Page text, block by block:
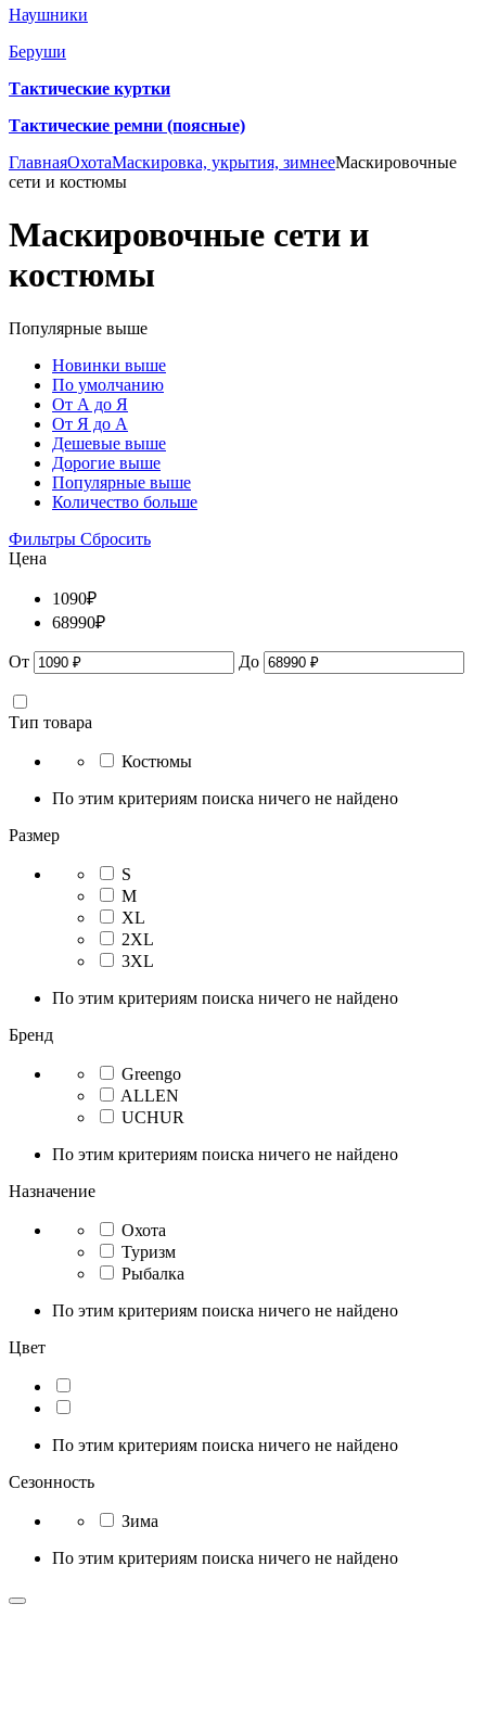
Наушники
Беруши
Тактические куртки
Тактические ремни (поясные)
ГлавнаяОхотаМаскировка, укрытия, зимнееМаскировочные
сети и костюмы
Маскировочные сети и
костюмы
Популярные выше
Новинки выше
По умолчанию
От А до Я
От Я до А
Дешевые выше
Дорогие выше
Популярные выше
Количество больше
Фильтры Сбросить
Цена
1090₽
68990₽
От До
Тип товара
Костюмы
По этим критериям поиска ничего не найдено
Размер
S
M
XL
2XL
3XL
По этим критериям поиска ничего не найдено
Бренд
Greengo
ALLEN
UCHUR
По этим критериям поиска ничего не найдено
Назначение
Охота
Туризм
Рыбалка
По этим критериям поиска ничего не найдено
Цвет
По этим критериям поиска ничего не найдено
Сезонность
Зима
По этим критериям поиска ничего не найдено